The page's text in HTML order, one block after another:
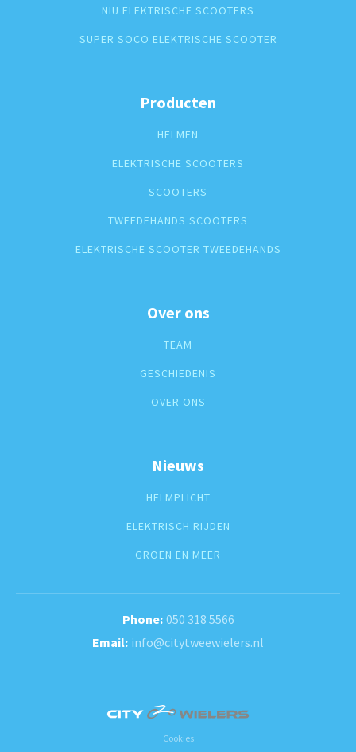
NIU ELEKTRISCHE SCOOTERS
SUPER SOCO ELEKTRISCHE SCOOTER
Producten
HELMEN
ELEKTRISCHE SCOOTERS
SCOOTERS
TWEEDEHANDS SCOOTERS
ELEKTRISCHE SCOOTER TWEEDEHANDS
Over ons
TEAM
GESCHIEDENIS
OVER ONS
Nieuws
HELMPLICHT
ELEKTRISCH RIJDEN
GROEN EN MEER
050 318 5566
info@citytweewielers.nl
Cookies